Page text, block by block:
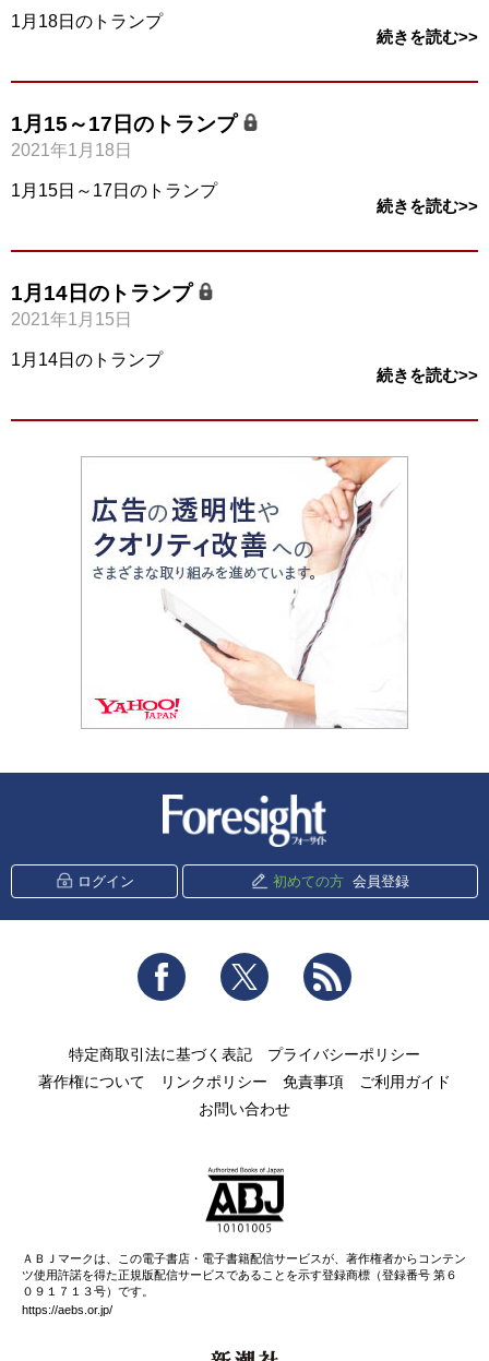
1月18日のトランプ
続きを読む>>
1月15～17日のトランプ
2021年1月18日
1月15日～17日のトランプ
続きを読む>>
1月14日のトランプ
2021年1月15日
1月14日のトランプ
続きを読む>>
ログイン 初めての方 会員登録
Facebook Twitter
特定商取引法に基づく表記
プライバシーポリシー
著作権について
リンクポリシー 免責事項
ご利用ガイド
お問い合わせ
ＡＢＪマークは、この電子書店・電子書籍配信サービスが、著作権者からコンテン
ツ使用許諾を得た正規版配信サービスであることを示す登録商標（登録番号 第６
０９１７１３号）です。
https://aebs.or.jp/